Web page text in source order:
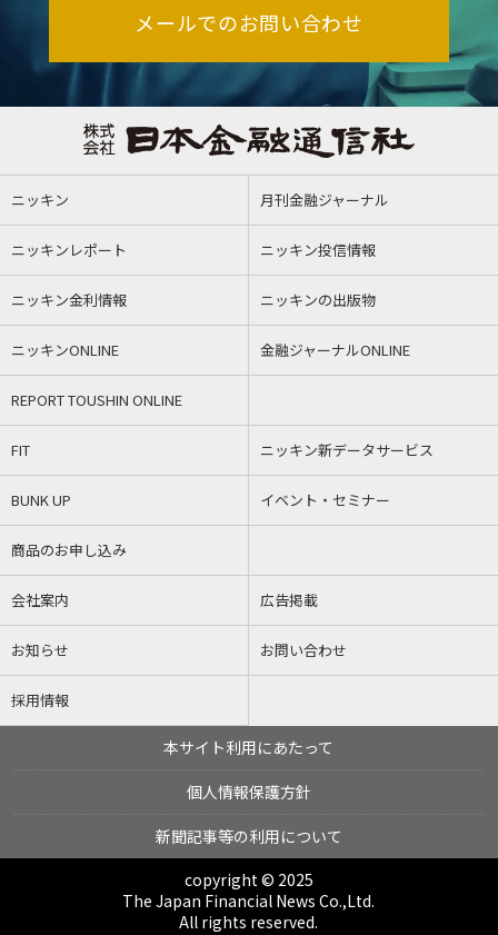
メールでのお問い合わせ
ニッキン 月刊金融ジャーナル
ニッキンレポート ニッキン投信情報
ニッキン金利情報 ニッキンの出版物
ニッキンONLINE 金融ジャーナルONLINE
REPORT TOUSHIN ONLINE
FIT ニッキン新データサービス
BUNK UP イベント・セミナー
商品のお申し込み
会社案内 広告掲載
お知らせ お問い合わせ
採用情報
本サイト利用にあたって
個人情報保護方針
新聞記事等の利用について
copyright © 2025
The Japan Financial News Co.,Ltd.
All rights reserved.